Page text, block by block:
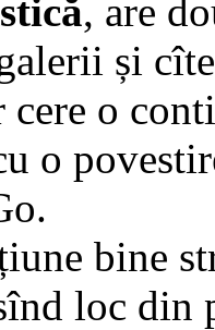
, are
și
o
o
bine
loc din